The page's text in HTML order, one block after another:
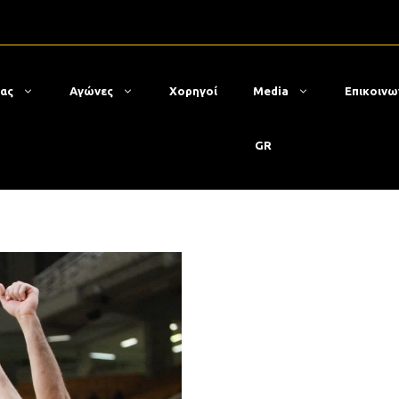
Αγώνες Χορηγοί Media
GR